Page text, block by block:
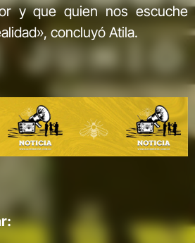
y que quien nos escuche
concluyó Atila.